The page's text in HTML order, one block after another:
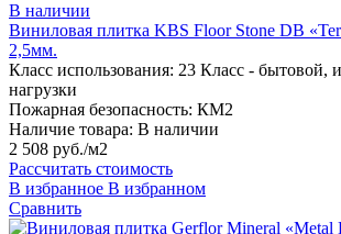
В наличии
Виниловая плитка KBS Floor Stone DB
2,5мм.
Класс использования: 23 Класс - бытовой,
нагрузки
Пожарная безопасность: КМ2
Наличие товара: В наличии
2 508 руб./м2
Рассчитать стоимость
В избранное В избранном
Сравнить